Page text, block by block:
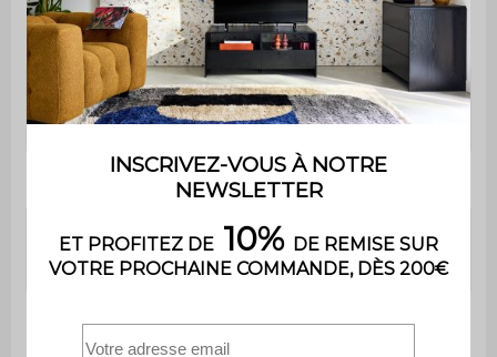
accoudoirs
Garnissage petits
coussins
Fibre polyester
88 cm
Profondeur
d'assise
55 cm
Largeur
d'accoudoir
23 cm